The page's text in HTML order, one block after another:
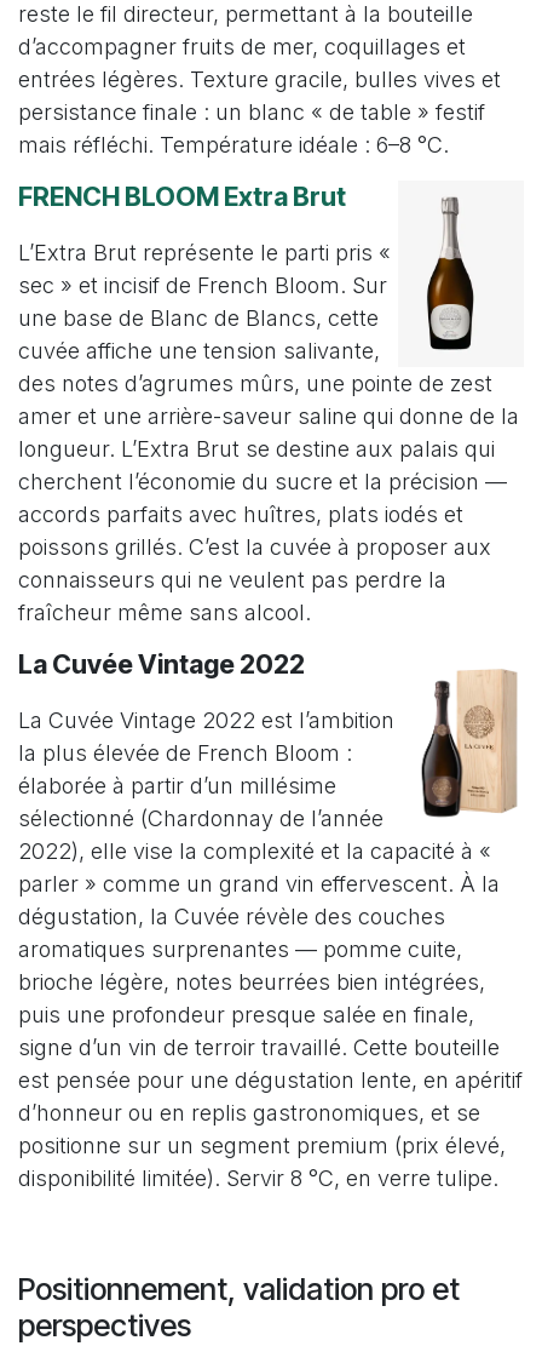
reste le fil directeur, permettant à la bouteille
d’accompagner fruits de mer, coquillages et
entrées légères. Texture gracile, bulles vives et
persistance finale : un blanc « de table » festif
mais réfléchi. Température idéale : 6–8 °C.
FRENCH BLOOM Extra Brut
L’Extra Brut représente le parti pris «
sec » et incisif de French Bloom. Sur
une base de Blanc de Blancs, cette
cuvée affiche une tension salivante,
des notes d’agrumes mûrs, une pointe de zest
amer et une arrière-saveur saline qui donne de la
longueur. L’Extra Brut se destine aux palais qui
cherchent l’économie du sucre et la précision —
accords parfaits avec huîtres, plats iodés et
poissons grillés. C’est la cuvée à proposer aux
connaisseurs qui ne veulent pas perdre la
fraîcheur même sans alcool.
La Cuvée Vintage 2022
La Cuvée Vintage 2022 est l’ambition
la plus élevée de French Bloom :
élaborée à partir d’un millésime
sélectionné (Chardonnay de l’année
2022), elle vise la complexité et la capacité à «
parler » comme un grand vin effervescent. À la
dégustation, la Cuvée révèle des couches
aromatiques surprenantes — pomme cuite,
brioche légère, notes beurrées bien intégrées,
puis une profondeur presque salée en finale,
signe d’un vin de terroir travaillé. Cette bouteille
est pensée pour une dégustation lente, en apéritif
d’honneur ou en replis gastronomiques, et se
positionne sur un segment premium (prix élevé,
disponibilité limitée). Servir 8 °C, en verre tulipe.
Positionnement, validation pro et
perspectives